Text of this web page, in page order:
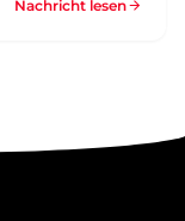
Nachricht lesen